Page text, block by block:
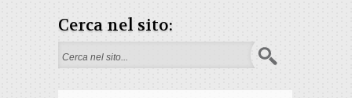
Cerca nel sito:
Form di ricerca